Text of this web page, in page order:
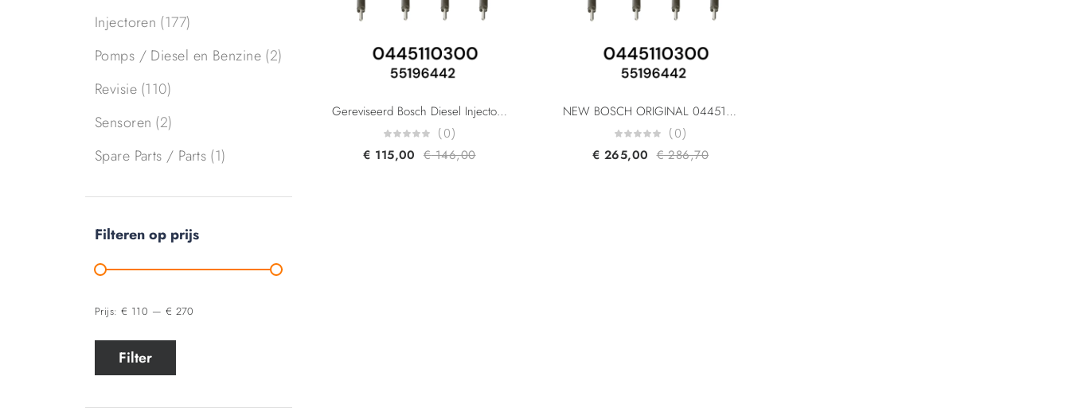
Injectoren (177)
Pomps / Diesel en Benzine (2)
Revisie (110)
Sensoren (2)
Spare Parts / Parts (1)
Filteren op prijs
Filter
Prijs: € 110 — € 270
Gereviseerd Bosch Diesel Injector 0445110300 55196442 55221023 95517512 For Alfa Romeo Fiat General Motors Lancia Opel 1.6 Multijet Diesel Fuel Injector
(0)
€ 115,00 €146,00
NEW BOSCH ORIGINAL 0445110300 55196442 55221023 95517512 For Alfa Romeo Fiat General Motors Lancia Opel 1.6 Multijet Diesel Fuel Injector
(0)
€ 265,00 €286,70